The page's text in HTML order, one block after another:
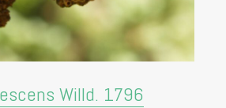
Willd. 1796